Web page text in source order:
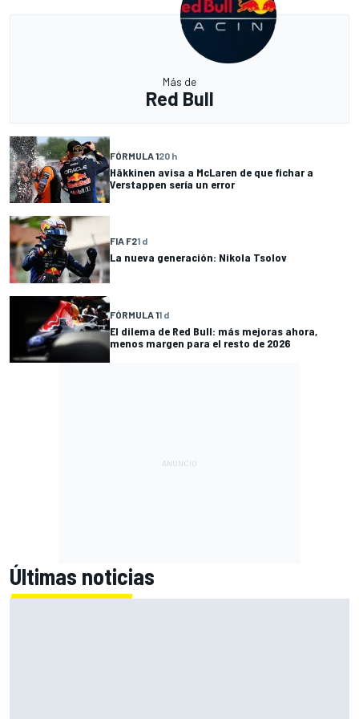
Más de
Red Bull
FÓRMULA 120 h
Häkkinen avisa a McLaren de que fichar a
Verstappen sería un error
FIA F21 d
La nueva generación: Nikola Tsolov
FÓRMULA 11 d
El dilema de Red Bull: más mejoras ahora,
menos margen para el resto de 2026
Últimas noticias